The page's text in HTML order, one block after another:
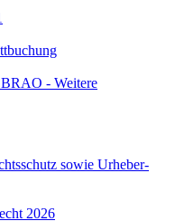
- Weitere
sowie Urheber-
2026